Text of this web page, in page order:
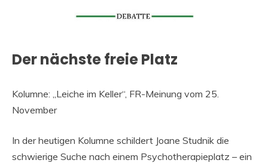
Der nächste freie Platz
Kolumne: „Leiche im Keller“, FR-Meinung vom 25.
November
In der heutigen Kolumne schildert Joane Studnik die
schwierige Suche nach einem Psychotherapieplatz – ein